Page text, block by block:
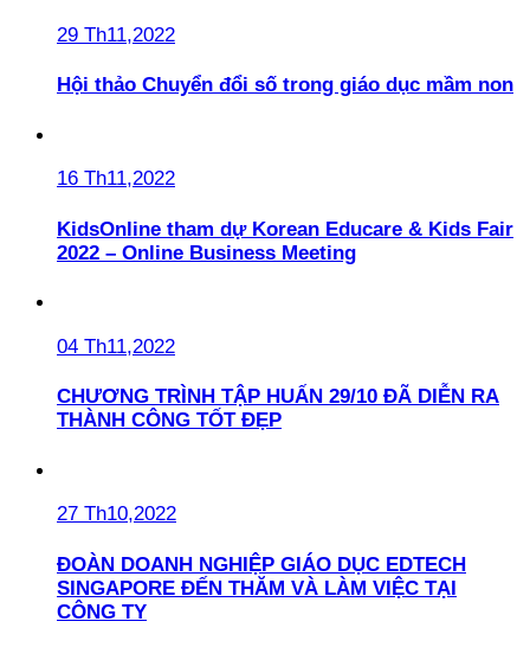
29 Th11,2022
Hội thảo Chuyển đổi số trong giáo dục mầm non
16 Th11,2022
KidsOnline tham dự Korean Educare & Kids Fair
2022 – Online Business Meeting
04 Th11,2022
CHƯƠNG TRÌNH TẬP HUẤN 29/10 ĐÃ DIỄN RA
THÀNH CÔNG TỐT ĐẸP
27 Th10,2022
ĐOÀN DOANH NGHIỆP GIÁO DỤC EDTECH
SINGAPORE ĐẾN THĂM VÀ LÀM VIỆC TẠI
CÔNG TY